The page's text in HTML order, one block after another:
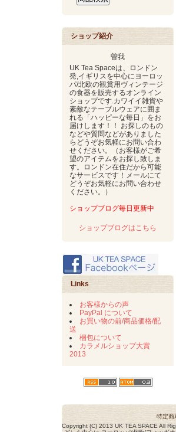
ショップ紹介
曽我
UK Tea Spaceは、ロンドン
発,イギリスを中心にヨーロッ
パ/北欧の観賞用ヴィンテージ
の食器を販売するオンライン
ショップです.カワイイ雑貨や
素敵なテーブルウェアに囲ま
れる「ハッピーな毎日」をお
届けします！！ お探しのもの
などや質問などがありました
らどうぞお気軽にお問い合わ
せください。（お客様がご希
望のアイテムをお探し致しま
す。ロンドン在住だから可能
なサービスです！メールにて
どうぞお気軽にお問い合わせ
ください。）
ショップブログ毎日更新中
ショップブログはこちら
Links
お客様からの声
PayPal について
お買い物の前/商品価格/配
送
梱包について
カラメルショップ大賞
2013
特定商
Copyright (C) 2013 UK TEA SPACE All